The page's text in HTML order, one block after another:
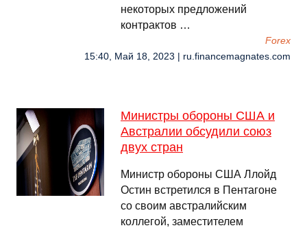
некоторых предложений
контрактов …
Forex
15:40, Май 18, 2023 | ru.financemagnates.com
Министры обороны США и
Австралии обсудили союз
двух стран
Министр обороны США Ллойд
Остин встретился в Пентагоне
со своим австралийским
коллегой, заместителем